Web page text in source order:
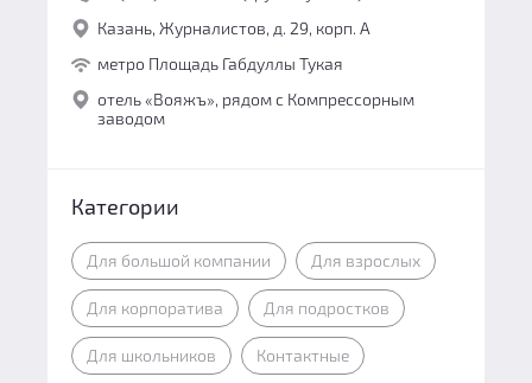
Казань, Журналистов, д. 29, корп. А
метро Площадь Габдуллы Тукая
отель «Вояжъ», рядом с Компрессорным
заводом
Категории
Для большой компании Для взрослых
Для корпоратива Для подростков
Для школьников Контактные